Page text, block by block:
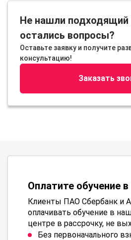
Не нашли подходящий
остались вопросы?
Оставьте заявку и получите
консультацию!
Заказать
Оплатите обучение в
Клиенты ПАО Сбербанк и
оплачивать обучение в
центре в рассрочку, не
Без первоначального